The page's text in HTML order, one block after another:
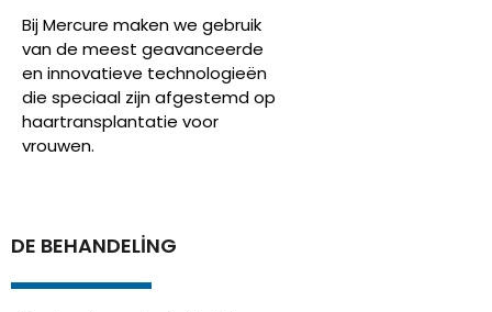
Bij Mercure maken we gebruik
van de meest geavanceerde
en innovatieve technologieën
die speciaal zijn afgestemd op
haartransplantatie voor
vrouwen.
DE BEHANDELING